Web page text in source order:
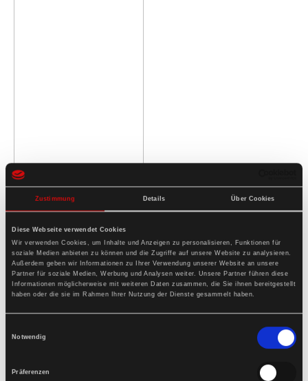
Zustimmung Details Über Cookies
Diese Webseite verwendet Cookies
Wir verwenden Cookies, um Inhalte und Anzeigen zu personalisieren, Funktionen für
soziale Medien anbieten zu können und die Zugriffe auf unsere Website zu analysieren.
Außerdem geben wir Informationen zu Ihrer Verwendung unserer Website an unsere
Partner für soziale Medien, Werbung und Analysen weiter. Unsere Partner führen diese
Informationen möglicherweise mit weiteren Daten zusammen, die Sie ihnen bereitgestellt
haben oder die sie im Rahmen Ihrer Nutzung der Dienste gesammelt haben.
Notwendig
Präferenzen